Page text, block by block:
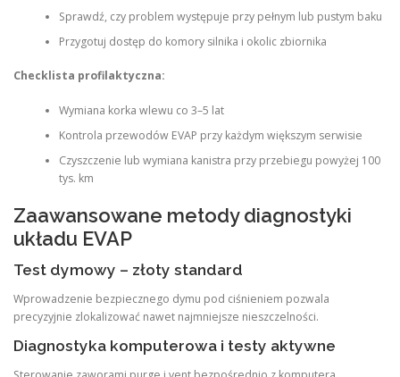
Sprawdź, czy problem występuje przy pełnym lub pustym baku
Przygotuj dostęp do komory silnika i okolic zbiornika
Checklista profilaktyczna:
Wymiana korka wlewu co 3–5 lat
Kontrola przewodów EVAP przy każdym większym serwisie
Czyszczenie lub wymiana kanistra przy przebiegu powyżej 100
tys. km
Zaawansowane metody diagnostyki
układu EVAP
Test dymowy – złoty standard
Wprowadzenie bezpiecznego dymu pod ciśnieniem pozwala
precyzyjnie zlokalizować nawet najmniejsze nieszczelności.
Diagnostyka komputerowa i testy aktywne